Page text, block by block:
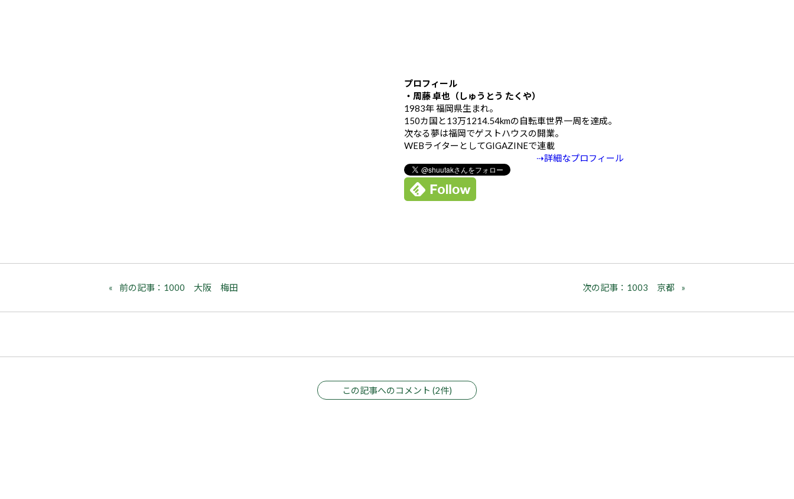
プロフィール
・周藤 卓也（しゅうとう たくや）
1983年 福岡県生まれ。
150カ国と13万1214.54kmの自転車世界一周を達成。
次なる夢は福岡でゲストハウスの開業。
WEBライターとしてGIGAZINEで連載
⇢詳細なプロフィール
前の記事：1000 大阪 梅田 次の記事：1003 京都
この記事へのコメント (2件)